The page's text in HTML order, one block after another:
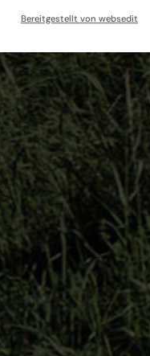
Bereitgestellt von websedit